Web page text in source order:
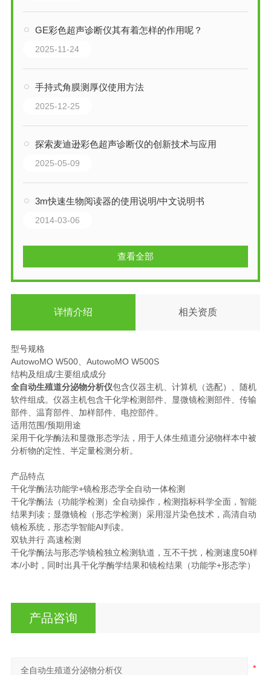
GE彩色超声诊断仪其有着怎样的作用呢？
2025-11-24
手持式角膜测厚仪使用方法
2025-12-25
探索麦迪逊彩色超声诊断仪的创新技术与应用
2025-05-09
3m快速生物阅读器的使用说明/中文说明书
2014-03-06
查看全部
详情介绍 相关资质
型号规格
AutowoMO W500、AutowoMO W500S
结构及组成/主要组成成分
全自动生殖道分泌物分析仪包含仪器主机、计算机（选配）、随机
软件组成。仪器主机包含干化学检测部件、显微镜检测部件、传输
部件、温育部件、加样部件、电控部件。
适用范围/预期用途
采用干化学酶法和显微形态学法，用于人体生殖道分泌物样本中被
分析物的定性、半定量检测分析。
产品特点
干化学酶法功能学+镜检形态学全自动一体检测
干化学酶法（功能学检测）全自动操作，检测指标科学全面，智能
结果判读；显微镜检（形态学检测）采用湿片染色技术，高清自动
镜检系统，形态学智能AI判读。
双轨并行 高速检测
干化学酶法与形态学镜检独立检测轨道，互不干扰，检测速度50样
本/小时，同时出具干化学酶学结果和镜检结果（功能学+形态学）
产品咨询